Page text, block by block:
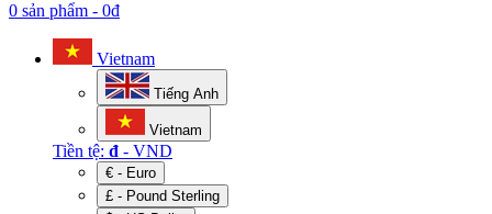
0 sản phẩm - 0đ
Vietnam
Tiếng Anh
Vietnam
Tiền tệ: đ - VND
€ - Euro
£ - Pound Sterling